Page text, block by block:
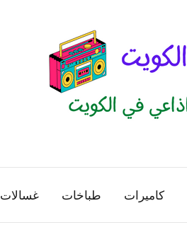
الكويت
منصة
اذاعيةكاميرات طباخات غسالات